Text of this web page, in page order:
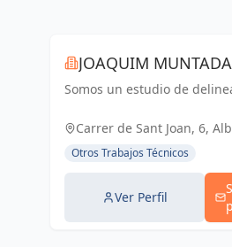
JOAQUIM MUNTADA
Somos un estudio de
básicos, de ejecución,
industrial, diseño 3D de p...
Carrer de Sant Joan, 6,
España
Otros Trabajos Técnicos
Ver Perfil